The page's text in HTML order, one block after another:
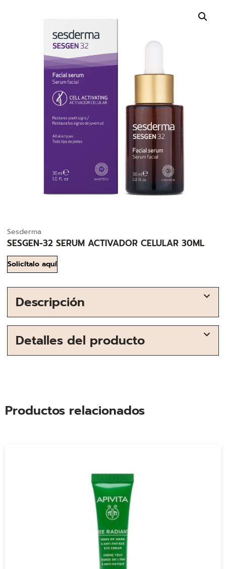
Sesderma
SESGEN-32 SERUM ACTIVADOR CELULAR 30ML
Solicítalo aquí
Descripción
Detalles del producto
Productos relacionados